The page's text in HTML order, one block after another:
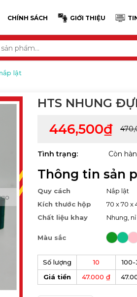
CHÍNH SÁCH GIỚI THIỆU
lật
HTS NHUNG
446,500₫
Tình trạng: Còn
Thông tin sản
Quy cách
Nắp lật
Kích thước hộp
70 x 70 x
Chất liệu khay
Nhung, nỉ
Màu sắc
Số lượng 10
Giá tiền
47.000 ₫